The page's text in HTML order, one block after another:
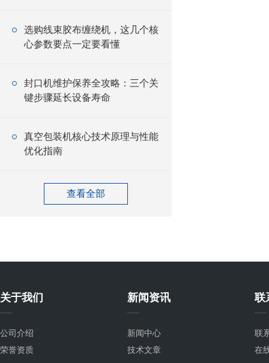
选购线束胶布缠绕机，这几个核
心参数要点一定要看懂
封口机维护保养全攻略：三个关
键步骤延长设备寿命
真空包装机核心技术原理与性能
优化指南
查看全部
关于我们
公司介绍
荣誉资质
新闻资讯
新闻中心
技术文章
联
联
在